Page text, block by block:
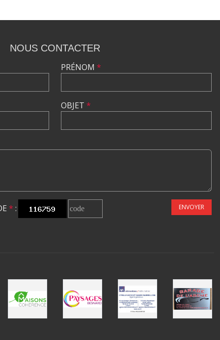
NOUS CONTACTER
PRÉNOM *
OBJET *
* : ENVOYER